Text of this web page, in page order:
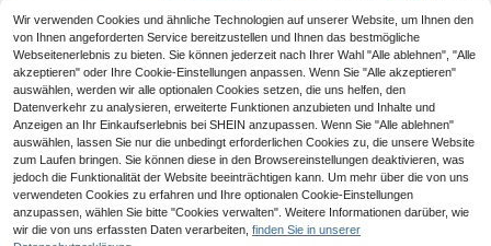
22,99€ 3,08€ 13,99€
Wir verwenden Cookies und ähnliche Technologien auf unserer Website, um Ihnen den
von Ihnen angeforderten Service bereitzustellen und Ihnen das bestmögliche
Webseitenerlebnis zu bieten. Sie können jederzeit nach Ihrer Wahl "Alle ablehnen", "Alle
akzeptieren" oder Ihre Cookie-Einstellungen anpassen. Wenn Sie "Alle akzeptieren"
auswählen, werden wir alle optionalen Cookies setzen, die uns helfen, den
Datenverkehr zu analysieren, erweiterte Funktionen anzubieten und Inhalte und
Anzeigen an Ihr Einkaufserlebnis bei SHEIN anzupassen. Wenn Sie "Alle ablehnen"
auswählen, lassen Sie nur die unbedingt erforderlichen Cookies zu, die unsere Website
zum Laufen bringen. Sie können diese in den Browsereinstellungen deaktivieren, was
jedoch die Funktionalität der Website beeinträchtigen kann. Um mehr über die von uns
verwendeten Cookies zu erfahren und Ihre optionalen Cookie-Einstellungen
anzupassen, wählen Sie bitte "Cookies verwalten". Weitere Informationen darüber, wie
wir die von uns erfassten Daten verarbeiten, finden Sie in unserer